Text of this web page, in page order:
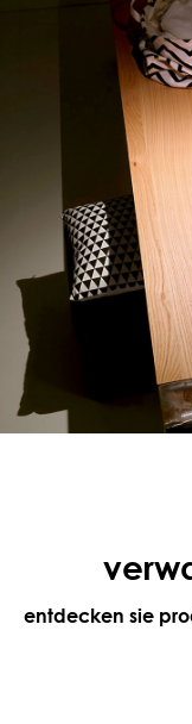
entdecken sie